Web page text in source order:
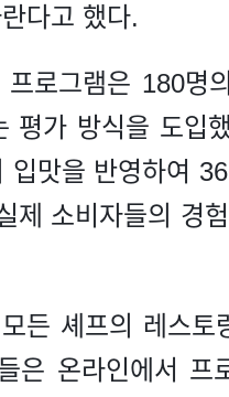
다고 했다.
로그램은 180명
평가 방식을 도입
맛을 반영하여
제 소비자들의 경
든 셰프의 레스토
은 온라인에서 프